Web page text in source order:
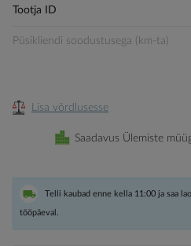
gallery
Tootja ID
Püsikliendi soodustusega (km-ta)
Lisa võrdlusesse
Saadavus Ülemiste
Telli kaubad enne kella 11:00 ja saa
tööpäeval.